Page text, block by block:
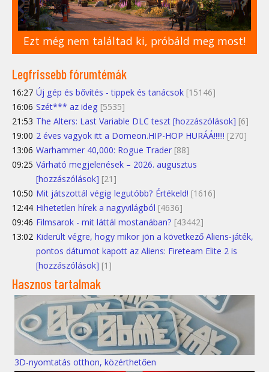
Ezt még nem találtad ki, próbáld meg most!
Legfrissebb fórumtémák
16:27 Új gép és bővítés - tippek és tanácsok [15146]
16:06 Szét*** az ideg [5535]
21:53 The Alters: Last Variable DLC teszt [hozzászólások] [6]
19:00 2 éves vagyok itt a Domeon.HIP-HOP HURÁÁ!!!!!! [270]
13:06 Warhammer 40,000: Rogue Trader [88]
09:25 Várható megjelenések – 2026. augusztus
[hozzászólások] [21]
10:50 Mit játszottál végig legutóbb? Értékeld! [1616]
12:44 Hihetetlen hírek a nagyvilágból [4636]
09:46 Filmsarok - mit láttál mostanában? [43442]
13:02 Kiderült végre, hogy mikor jön a következő Aliens-játék,
pontos dátumot kapott az Aliens: Fireteam Elite 2 is
[hozzászólások] [1]
Hasznos tartalmak
3D-nyomtatás otthon, közérthetően